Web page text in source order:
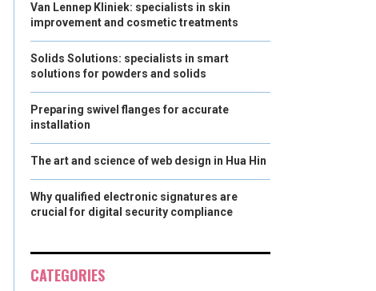
Van Lennep Kliniek: specialists in skin
improvement and cosmetic treatments
Solids Solutions: specialists in smart
solutions for powders and solids
Preparing swivel flanges for accurate
installation
The art and science of web design in Hua Hin
Why qualified electronic signatures are
crucial for digital security compliance
CATEGORIES